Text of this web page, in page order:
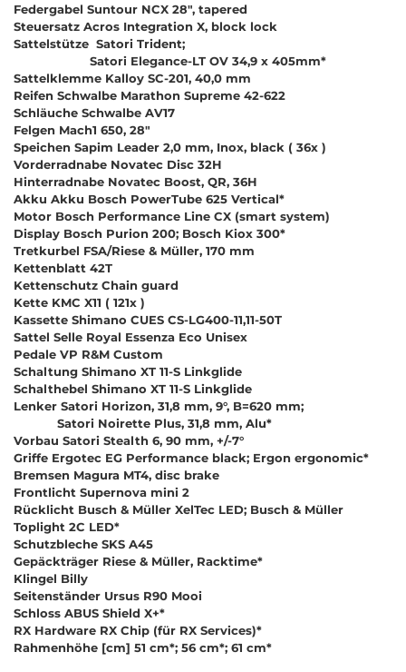
Federgabel Suntour NCX 28", tapered
Steuersatz Acros Integration X, block lock
Sattelstütze Satori Trident;
Satori Elegance-LT OV 34,9 x 405mm*
Sattelklemme Kalloy SC-201, 40,0 mm
Reifen Schwalbe Marathon Supreme 42-622
Schläuche Schwalbe AV17
Felgen Mach1 650, 28"
Speichen Sapim Leader 2,0 mm, Inox, black ( 36x )
Vorderradnabe Novatec Disc 32H
Hinterradnabe Novatec Boost, QR, 36H
Akku Akku Bosch PowerTube 625 Vertical*
Motor Bosch Performance Line CX (smart system)
Display Bosch Purion 200; Bosch Kiox 300*
Tretkurbel FSA/Riese & Müller, 170 mm
Kettenblatt 42T
Kettenschutz Chain guard
Kette KMC X11 ( 121x )
Kassette Shimano CUES CS-LG400-11,11-50T
Sattel Selle Royal Essenza Eco Unisex
Pedale VP R&M Custom
Schaltung Shimano XT 11-S Linkglide
Schalthebel Shimano XT 11-S Linkglide
Lenker Satori Horizon, 31,8 mm, 9°, B=620 mm;
Satori Noirette Plus, 31,8 mm, Alu*
Vorbau Satori Stealth 6, 90 mm, +/-7°
Griffe Ergotec EG Performance black; Ergon ergonomic*
Bremsen Magura MT4, disc brake
Frontlicht Supernova mini 2
Rücklicht Busch & Müller XelTec LED; Busch & Müller
Toplight 2C LED*
Schutzbleche SKS A45
Gepäckträger Riese & Müller, Racktime*
Klingel Billy
Seitenständer Ursus R90 Mooi
Schloss ABUS Shield X+*
RX Hardware RX Chip (für RX Services)*
Rahmenhöhe [cm] 51 cm*; 56 cm*; 61 cm*